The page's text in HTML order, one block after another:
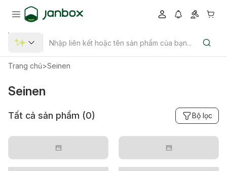
Trang chủ>Seinen
Seinen
Tất cả sản phẩm (0) Bộ lọc